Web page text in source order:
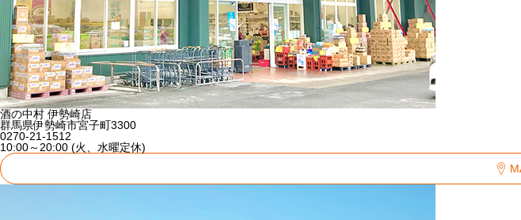
酒の中村 伊勢崎店
群馬県伊勢崎市宮子町3300
0270-21-1512
10:00～20:00 (火、水曜定休)